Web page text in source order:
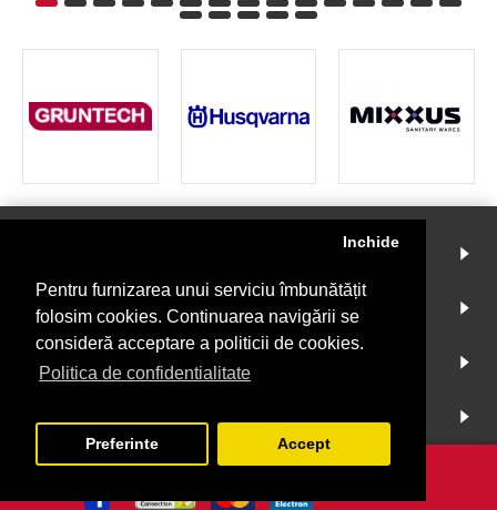
Pentru furnizarea unui serviciu îmbunătățit
folosim cookies. Continuarea navigării se
consideră acceptare a politicii de cookies.
Politica de confidentialitate
Inchide
Preferinte Accept
CONT
Copyright © 2019 |Creare magazin online